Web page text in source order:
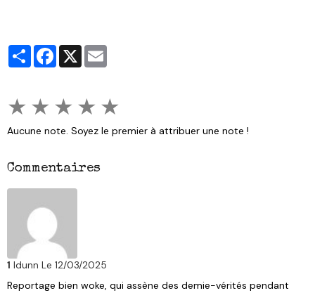
PartagerFacebook
X
★ ★ ★ ★ ★
Aucune note. Soyez le premier à attribuer une note !
Commentaires
1 Idunn Le 12/03/2025
Reportage bien woke, qui assène des demie-vérités pendant